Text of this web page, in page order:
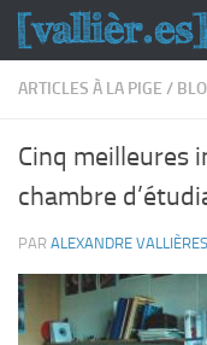
Skip to content
ARTICLES À LA PIGE /
Cinq meilleures
chambre
PAR ALEXANDRE